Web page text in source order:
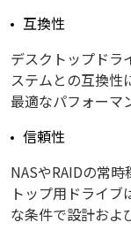
互換性
デスクトップドラ
ステムとの互換性
最適なパフォーマ
信頼性
NASやRAIDの常
トップ用ドライ
な条件で設計およ